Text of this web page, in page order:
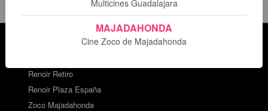
CARTELERAS DE CINE
Renoir Retiro
Renoir Plaza España
Zoco Majadahonda
Multicines Guadalajara
MAJADAHONDA
Cine Zoco de Majadahonda